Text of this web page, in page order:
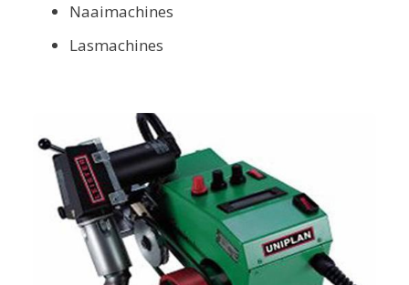
Naaimachines
Lasmachines